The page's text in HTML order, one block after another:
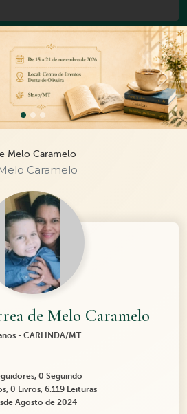
Melo Caramelo
Caramelo
de Melo Caramelo
- CARLINDA/MT
0 Seguindo
0 Livros, 6.119 Leituras
Agosto de 2024